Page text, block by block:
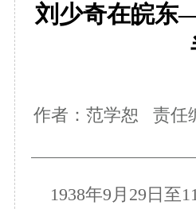
刘少奇在皖东
作者：范学恕 责任
1938年9月29日至